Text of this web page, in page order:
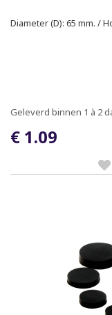
Diameter (D): 65 mm. /
Geleverd binnen 1 à 2
€ 1.09